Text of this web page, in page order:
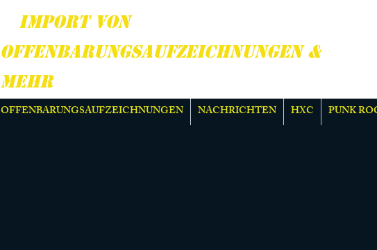
IMPORT VON
OFFENBARUNGSAUFZEICHNUNGEN &
MEHR
OFFENBARUNGSAUFZEICHNUNGEN NACHRICHTEN HXC PUNK